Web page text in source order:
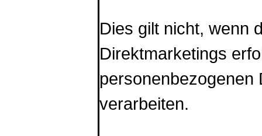
Dies gilt nicht, wenn
Direktmarketings
personenbezogenen
verarbeiten.